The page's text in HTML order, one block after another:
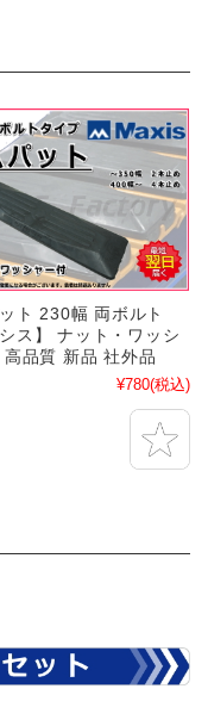
ト 230幅 両ボルト
シス】 ナット・ワッシ
高品質 新品 社外品
¥780(税込)